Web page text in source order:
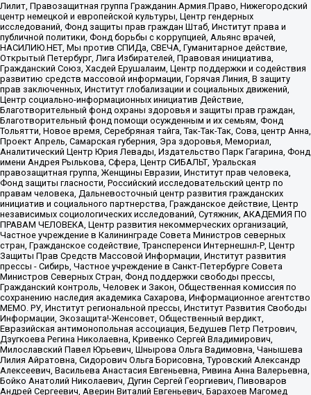
Лилит, Правозащитная группа Гражданин.Армия.Право, Нижегородский
центр немецкой и европейской культуры, Центр гендерных
исследований, Фонд защиты прав граждан Штаб, Институт права и
публичной политики, Фонд борьбы с коррупцией, Альянс врачей,
НАСИЛИЮ.НЕТ, Мы против СПИДа, СВЕЧА, Гуманитарное действие,
Открытый Петербург, Лига Избирателей, Правовая инициатива,
Гражданский Союз, Хасдей Ерушалаим, Центр поддержки и содействия
развитию средств массовой информации, Горячая Линия, В защиту
прав заключенных, Институт глобализации и социальных движений,
Центр социально-информационных инициатив Действие,
Благотворительный фонд охраны здоровья и защиты прав граждан,
Благотворительный фонд помощи осужденным и их семьям, Фонд
Тольятти, Новое время, Серебряная тайга, Так-Так-Так, Сова, центр Анна,
Проект Апрель, Самарская губерния, Эра здоровья, Мемориал,
Аналитический Центр Юрия Левады, Издательство Парк Гагарина, Фонд
имени Андрея Рылькова, Сфера, Центр СИБАЛЬТ, Уральская
правозащитная группа, Женщины Евразии, Институт прав человека,
Фонд защиты гласности, Российский исследовательский центр по
правам человека, Дальневосточный центр развития гражданских
инициатив и социального партнерства, Гражданское действие, Центр
независимых социологических исследований, Сутяжник, АКАДЕМИЯ ПО
ПРАВАМ ЧЕЛОВЕКА, Центр развития некоммерческих организаций,
Частное учреждение в Калининграде Совета Министров северных
стран, Гражданское содействие, Трансперенси Интернешнл-Р, Центр
Защиты Прав Средств Массовой Информации, Институт развития
прессы - Сибирь, Частное учреждение в Санкт-Петербурге Совета
Министров Северных Стран, Фонд поддержки свободы прессы,
Гражданский контроль, Человек и Закон, Общественная комиссия по
сохранению наследия академика Сахарова, Информационное агентство
МЕМО. РУ, Институт региональной прессы, Институт Развития Свободы
Информации, Экозащита!-Женсовет, Общественный вердикт,
Евразийская антимонопольная ассоциация, Бедушев Петр Петрович,
Дзугкоева Регина Николаевна, Кривенко Сергей Владимирович,
Милославский Павел Юрьевич, Шнырова Ольга Вадимовна, Чанышева
Лилия Айратовна, Сидорович Ольга Борисовна, Туровский Александр
Алексеевич, Васильева Анастасия Евгеньевна, Ривина Анна Валерьевна,
Бойко Анатолий Николаевич, Дугин Сергей Георгиевич, Пивоваров
Андрей Сергеевич, Аверин Виталий Евгеньевич, Барахоев Магомед